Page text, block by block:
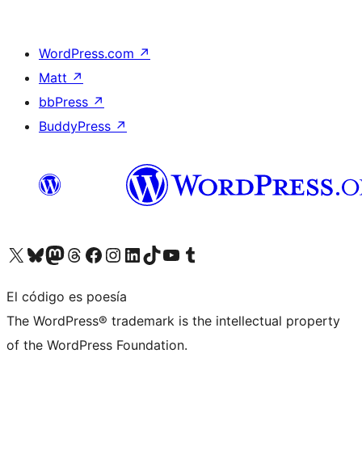
WordPress.com ↗
Matt ↗
bbPress ↗
BuddyPress ↗
Visita nuestra cuenta de X (anteriormente Twitter)
Visita nuestra cuenta de Bluesky
Visita nuestra cuenta de Mastodon
Visita nuestra cuenta de Threads
Visita nuestra página de Facebook
Visita nuestra cuenta de Instagram
Visita nuestra cuenta de LinkedIn
Visita nuestra cuenta de TikTok
Visita nuestro canal de YouTube
Visita nuestra cuenta de Tumblr
El código es poesía
The WordPress® trademark is the intellectual property
of the WordPress Foundation.